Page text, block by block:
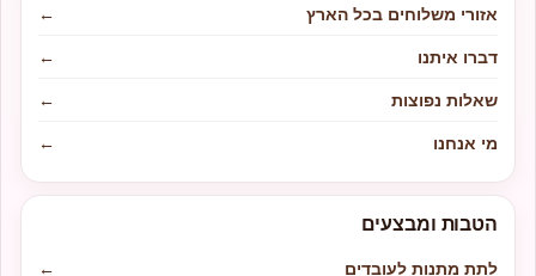
אזורי משלוחים בכל הארץ
←
דברו איתנו
←
שאלות נפוצות
←
מי אנחנו
←
הטבות ומבצעים
לתת מתנות לעובדים
←